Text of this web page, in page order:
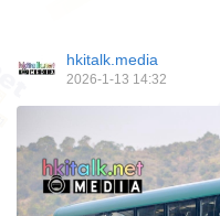
hkitalk.media
2026-1-13 14:32